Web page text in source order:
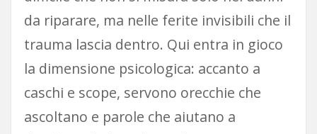
da riparare, ma nelle ferite invisibili che il
trauma lascia dentro. Qui entra in gioco
la dimensione psicologica: accanto a
caschi e scope, servono orecchie che
ascoltano e parole che aiutano a